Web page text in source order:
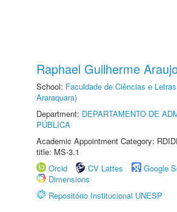
Raphael Guilherme
School: Faculdade de Ciências e
Araraquara)
Department: DEPARTAMENTO DE
PÚBLICA
Academic Appointment Category:
title: MS-3.1
Orcid
CV Lattes
Google
Dimensions
Repositório Institucional UNESP